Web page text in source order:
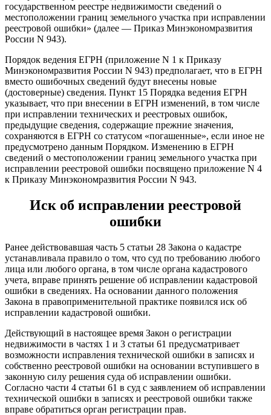
государственном реестре недвижимости сведений о
местоположении границ земельного участка при исправлении
реестровой ошибки» (далее — Приказ Минэкономразвития
России N 943).
Порядок ведения ЕГРН (приложение N 1 к Приказу
Минэкономразвития России N 943) предполагает, что в ЕГРН
вместо ошибочных сведений будут внесены новые
(достоверные) сведения. Пункт 15 Порядка ведения ЕГРН
указывает, что при внесении в ЕГРН изменений, в том числе
при исправлении технических и реестровых ошибок,
предыдущие сведения, содержащие прежние значения,
сохраняются в ЕГРН со статусом «погашенные», если иное не
предусмотрено данным Порядком. Изменению в ЕГРН
сведений о местоположении границ земельного участка при
исправлении реестровой ошибки посвящено приложение N 4
к Приказу Минэкономразвития России N 943.
Иск об исправлении реестровой
ошибки
Ранее действовавшая часть 5 статьи 28 Закона о кадастре
устанавливала правило о том, что суд по требованию любого
лица или любого органа, в том числе органа кадастрового
учета, вправе принять решение об исправлении кадастровой
ошибки в сведениях. На основании данного положения
Закона в правоприменительной практике появился иск об
исправлении кадастровой ошибки.
Действующий в настоящее время Закон о регистрации
недвижимости в частях 1 и 3 статьи 61 предусматривает
возможности исправления технической ошибки в записях и
собственно реестровой ошибки на основании вступившего в
законную силу решения суда об исправлении ошибки.
Согласно части 4 статьи 61 в суд с заявлением об исправлении
технической ошибки в записях и реестровой ошибки также
вправе обратиться орган регистрации прав.